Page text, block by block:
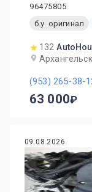
96475805
б.у. оригинал
132
(953) 265-38-
63 000
09.08.2026